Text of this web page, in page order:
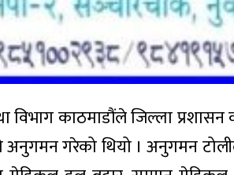
काठमाडौंले जिल्ला प्रशासन
गरेको थियो । अनुगमन